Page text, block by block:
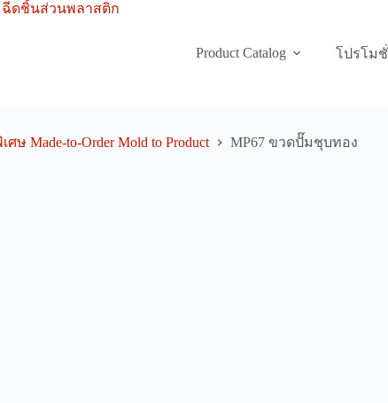
Product Catalog
โปรโม
to-Order Mold to Product MP67 ขวดปั๊มชุบทอง